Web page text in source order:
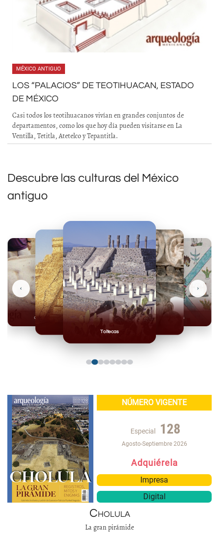
MÉXICO ANTIGUO
LOS “PALACIOS” DE TEOTIHUACAN, ESTADO
DE MÉXICO
Casi todos los teotihuacanos vivían en grandes conjuntos de
departamentos, como los que hoy día pueden visitarse en La
Ventilla, Tetitla, Atetelco y Tepantitla.
Descubre las culturas del México
antiguo
Toltecas
Mexicas
Olmecas
‹ ›
NÚMERO VIGENTE
Especial 128
Agosto-Septiembre 2026
Adquiérela
Impresa
Digital
Cholula
La gran pirámide